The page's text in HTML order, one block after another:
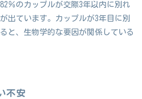
％のカップルが交際3年以内に別れ
出ています。カップルが3年目に別
と、生物学的な要因が関係している
不安